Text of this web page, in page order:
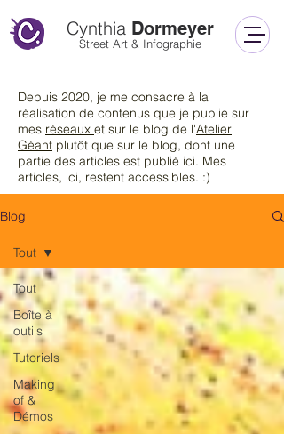
Cynthia Dormeyer
Street Art & Infographie
Depuis 2020, je me consacre à la
réalisation de contenus que je publie sur
mes réseaux et sur le blog de l'Atelier
Géant plutôt que sur le blog, dont une
partie des articles est publié ici. Mes
articles, ici, restent accessibles. :)
Blog
Tout
Boîte à
outils
Tutoriels
Making
of &
Démos
Tout